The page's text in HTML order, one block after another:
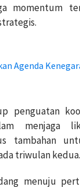
momentum
Agenda
penguatan
menjaga
tambahan
triwulan kedua.
menuju